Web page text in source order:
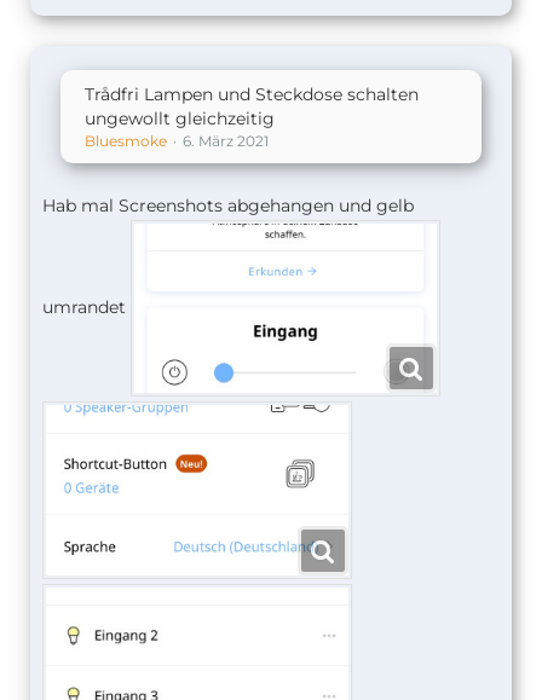
Trådfri Lampen und Steckdose schalten
ungewollt gleichzeitig
Bluesmoke 6. März 2021
Hab mal Screenshots abgehangen und gelb
umrandet